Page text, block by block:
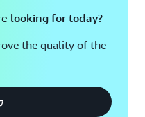
looking for today?
the quality of the